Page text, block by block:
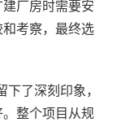
厂房时需要安
考察，最终选
了深刻印象，
整个项目从规